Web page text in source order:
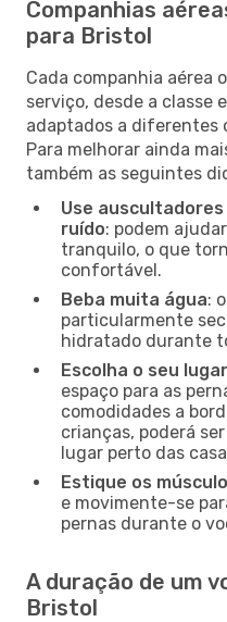
Companhias
para Bristol
Cada companhia aérea
serviço, desde a classe
adaptados a diferentes
Para melhorar ainda
também as seguintes
Use
ruído: podem
tranquilo, o que
confortável.
Beba muita água:
particularmente
hidratado durante
Escolha o seu
espaço para as
comodidades a
crianças, poderá
lugar perto das
Estique os
e movimente-se
pernas durante o
A duração de um
Bristol